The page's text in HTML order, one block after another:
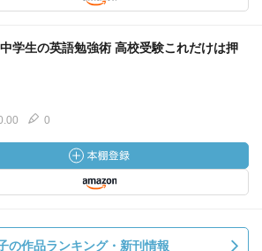
学生の英語勉強術 高校受験これだけは押
0
の作品ランキング・新刊情報